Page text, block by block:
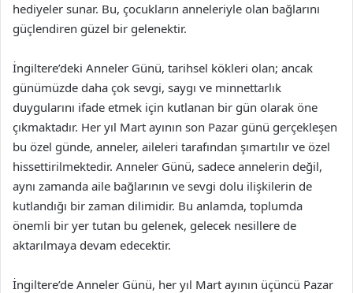
hediyeler sunar. Bu, çocukların anneleriyle olan bağlarını
güçlendiren güzel bir gelenektir.
İngiltere’deki Anneler Günü, tarihsel kökleri olan; ancak
günümüzde daha çok sevgi, saygı ve minnettarlık
duygularını ifade etmek için kutlanan bir gün olarak öne
çıkmaktadır. Her yıl Mart ayının son Pazar günü gerçekleşen
bu özel günde, anneler, aileleri tarafından şımartılır ve özel
hissettirilmektedir. Anneler Günü, sadece annelerin değil,
aynı zamanda aile bağlarının ve sevgi dolu ilişkilerin de
kutlandığı bir zaman dilimidir. Bu anlamda, toplumda
önemli bir yer tutan bu gelenek, gelecek nesillere de
aktarılmaya devam edecektir.
İngiltere’de Anneler Günü, her yıl Mart ayının üçüncü Pazar